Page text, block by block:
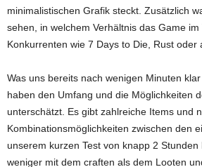
minimalistischen Grafik steckt. Zusätzlich
sehen, in welchem Verhältnis das Game im
Konkurrenten wie 7 Days to Die, Rust oder
Was uns bereits nach wenigen Minuten
haben den Umfang und die Möglichkeiten
unterschätzt. Es gibt zahlreiche Items und
Kombinationsmöglichkeiten zwischen den
unserem kurzen Test von knapp 2
weniger mit dem craften als dem Looten